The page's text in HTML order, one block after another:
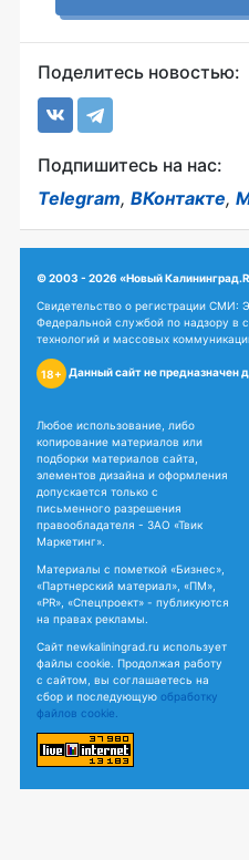
Поделитесь новостью:
Подпишитесь на нас:
Telegram, ВКонтакте,
© 2003 - 2026 «Новый
Свидетельство о регистрации
Федеральной службой по надзору в
технологий и массовых
18+ Данный сайт не предназначен
Любое использование, либо
копирование материалов или
подборки материалов сайта,
элементов дизайна и оформления
допускается только с
письменного разрешения
правообладателя - ЗАО «Твик
Маркетинг».
Материалы с пометкой «Бизнес»,
«Партнерский материал», «ПМ»,
«PR», «Спецпроект» - публикуются
на правах рекламы.
Сайт newkaliningrad.ru использует
файлы cookie. Продолжая работу
с сайтом, вы соглашаетесь на
сбор и последующую обработку
файлов cookie.